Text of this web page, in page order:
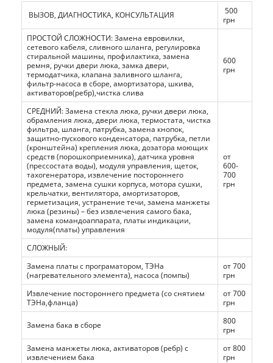
ВЫЗОВ, ДИАГНОСТИКА, КОНСУЛЬТАЦИЯ
500
грн
ПРОСТОЙ СЛОЖНОСТИ: Замена евровилки,
сетевого кабеля, сливного шланга, регулировка
стиральной машины, профилактика, замена
ремня, ручки двери люка, замка двери,
термодатчика, клапана заливного шланга,
фильтр-насоса в сборе, амортизатора, шкива,
активаторов(ребр),чистка слива
600
грн
СРЕДНИЙ: Замена стекла люка, ручки двери люка,
обрамления люка, двери люка, термостата, чистка
фильтра, шланга, патрубка, замена кнопок,
защитно-пускового конденсатора, патрубка, петли
(кронштейна) крепления люка, дозатора моющих
средств (порошкоприемника), датчика уровня
(прессостата воды), модуля управления, щеток,
тахогенератора, извлечение постороннего
предмета, замена сушки корпуса, мотора сушки,
крельчатки, вентилятора, амортизаторов,
герметизация, устранение течи, замена манжеты
люка (резины) – без извлечения самого бака,
замена командоаппарата, платы индикации,
модуля(платы) управления
от
600-
700
грн
СЛОЖНЫЙ:
Замена платы с програматором, ТЭНа
(нагревательного элемента), насоса (помпы)
от 700
грн
Извлечение постороннего предмета (со снятием
ТЭНа,фланца)
от 700
грн
Замена бака в сборе
800
грн
Замена манжеты люка, активаторов (ребр) с
извлечением бака
от 800
грн